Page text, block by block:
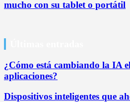
mucho con su tablet o portátil
¿Cómo está cambiando la IA
aplicaciones?
Dispositivos inteligentes que